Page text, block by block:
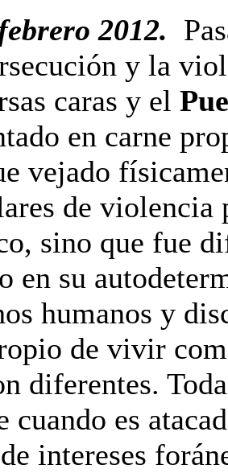
2012.
y la
caras y el
en carne
vejado
de
sino que fue
en su
humanos y
de vivir
diferentes.
cuando es
intereses